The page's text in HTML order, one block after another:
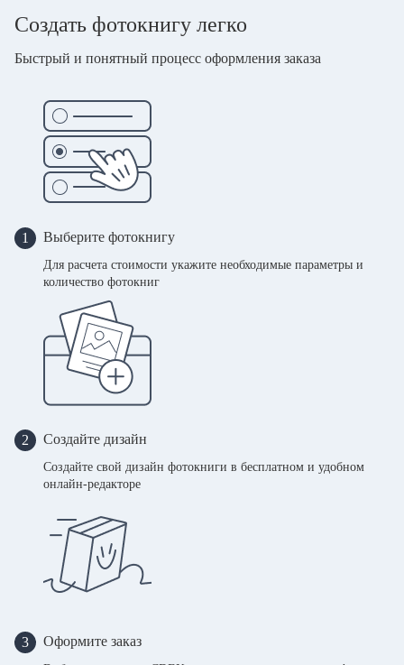
Создать фотокнигу легко
Быстрый и понятный процесс оформления заказа
1 Выберите фотокнигу
Для расчета стоимости укажите необходимые параметры и
количество фотокниг
2 Создайте дизайн
Создайте свой дизайн фотокниги в бесплатном и удобном
онлайн-редакторе
3 Оформите заказ